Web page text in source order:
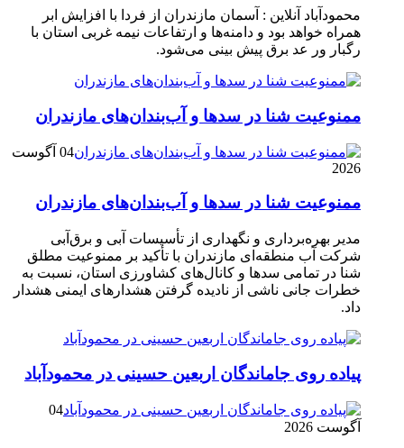
محمودآباد آنلاین : آسمان مازندران از فردا با افزایش ابر
همراه خواهد بود و دامنه‌ها و ارتفاعات نیمه غربی استان با
رگبار ور عد برق پیش بینی می‌شود.
ممنوعیت شنا در سدها و آب‌بندان‌‌های مازندران
04 آگوست
2026
ممنوعیت شنا در سدها و آب‌بندان‌‌های مازندران
مدیر بهره‌برداری و نگهداری از تأسیسات آبی و برق‌آبی
شرکت آب منطقه‌ای مازندران با تأکید بر ممنوعیت مطلق
شنا در تمامی سدها و کانال‌های کشاورزی استان، نسبت به
خطرات جانی ناشی از نادیده گرفتن هشدارهای ایمنی هشدار
داد.
پیاده روی جاماندگان اربعین حسینی در محمودآباد
04
آگوست 2026